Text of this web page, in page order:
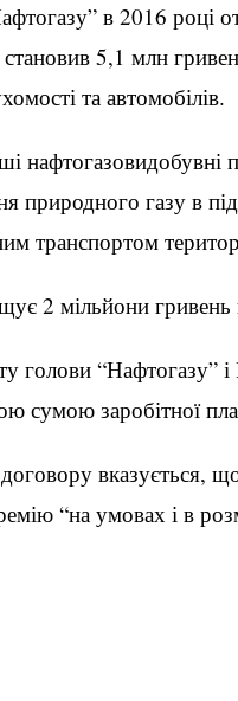
в 2016 році
5,1 млн
та автомобілів.
нафтогазовидобувні
природного газу в
транспортом
2 мільйони гривень
“Нафтогазу” і
сумою заробітної
вказується,
“на умовах і в